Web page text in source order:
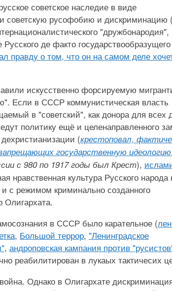
советское наследие в виде
советскую русофобию и дискриминацию (
"дружбонародия",
де факто
правду о том, что он на самом деле
искусственно форсируемую
Если в СССР коммунистическая власть
в "советский", как донора для всех
политику ещё и целенаправленного
(крестоповал,
государственную
с 980 по 1917 годы был Крест),
нравственная культура Русского народа
с режимом криминально созданного
Олигархата.
в СССР было карательное (
, Большой террор, "Ленинградское
, андроповская кампания против
реабилитирован в лукаых тактичесих
Однако в Олигархате